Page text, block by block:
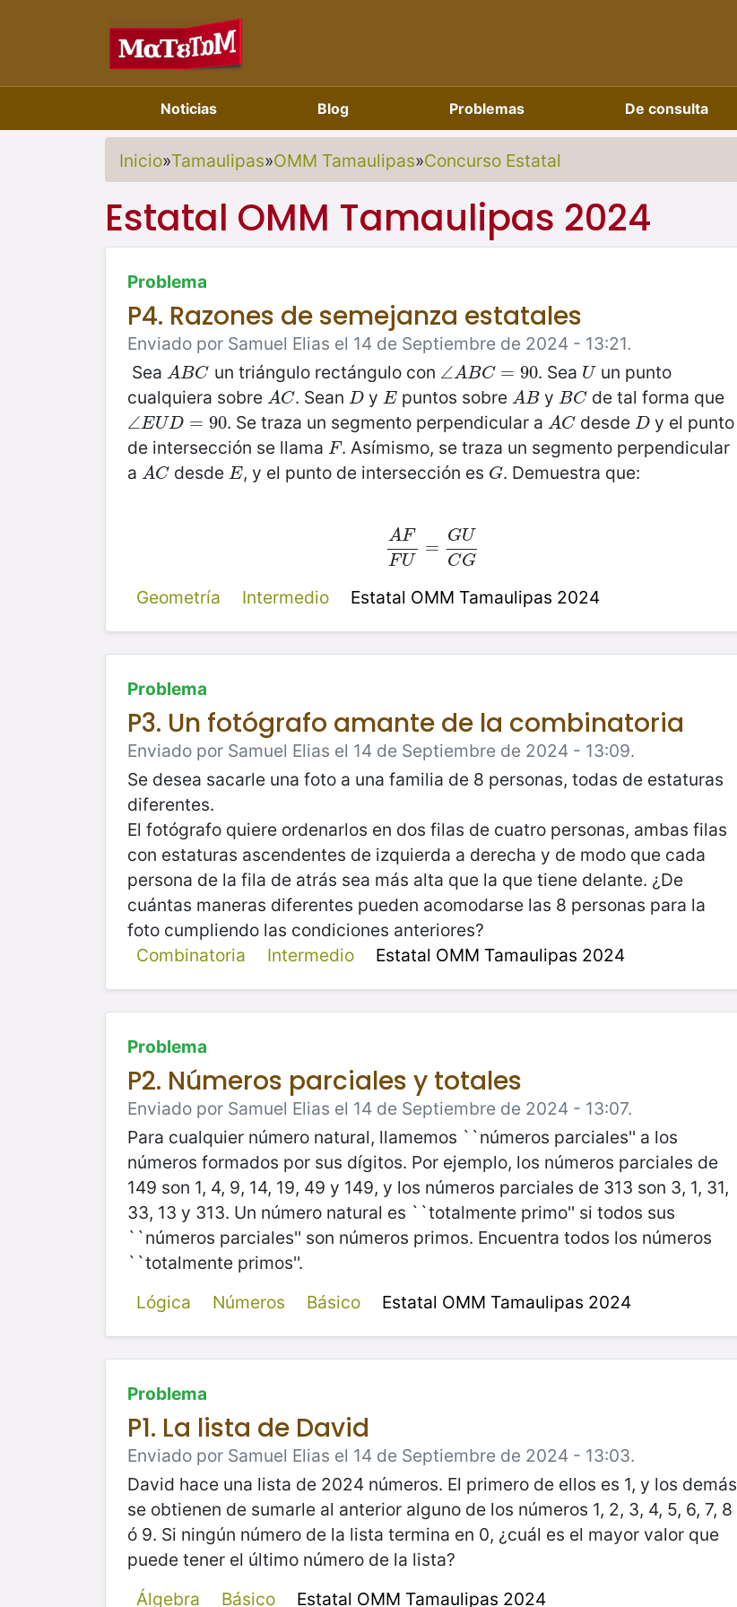
Noticias Blog Problemas De consulta
Inicio»Tamaulipas»OMM Tamaulipas»Concurso Estatal
Estatal OMM Tamaulipas 2024
Problema
P4. Razones de semejanza estatales
Enviado por Samuel Elias el 14 de Septiembre de 2024 - 13:21.
Sea A BC
ABC un triángulo rectángulo con ∠A BC = 90
∠ABC=90 . Sea U
U un punto
cualquiera sobre AC
AC . Sean D
Dy E
E puntos sobre A B
AB y BC
BC de tal forma que
∠ EU D = 90
∠EUD= 90 . Se traza un segmento perpendicular a AC
AC desde D
D y el punto
de intersección se llama F
F. Asímismo, se traza un segmento perpendicular
a AC
AC desde E
E , y el punto de intersección es G
G. Demuestra que:
AF
FU
=
GU
CG
AFFU= GUC
Geometría Intermedio Estatal OMM Tamaulipas 2024
Problema
P3. Un fotógrafo amante de la combinatoria
Enviado por Samuel Elias el 14 de Septiembre de 2024 - 13:09.
Se desea sacarle una foto a una familia de 8 personas, todas de estaturas
diferentes.
El fotógrafo quiere ordenarlos en dos filas de cuatro personas, ambas filas
con estaturas ascendentes de izquierda a derecha y de modo que cada
persona de la fila de atrás sea más alta que la que tiene delante. ¿De
cuántas maneras diferentes pueden acomodarse las 8 personas para la
foto cumpliendo las condiciones anteriores?
Combinatoria
Intermedio Estatal OMM Tamaulipas 2024
Problema
P2. Números parciales y totales
Enviado por Samuel Elias el 14 de Septiembre de 2024 - 13:07.
Para cualquier número natural, llamemos ``números parciales'' a los
números formados por sus dígitos. Por ejemplo, los números parciales de
149 son 1, 4, 9, 14, 19, 49 y 149, y los números parciales de 313 son 3, 1, 31,
33, 13 y 313. Un número natural es ``totalmente primo'' si todos sus
``números parciales'' son números primos. Encuentra todos los números
``totalmente primos''.
Lógica
Números Básico Estatal OMM Tamaulipas 2024
Problema
P1. La lista de David
Enviado por Samuel Elias el 14 de Septiembre de 2024 - 13:03.
David hace una lista de 2024 números. El primero de ellos es 1, y los demás
se obtienen de sumarle al anterior alguno de los números 1, 2, 3, 4, 5, 6, 7, 8
ó 9. Si ningún número de la lista termina en 0, ¿cuál es el mayor valor que
puede tener el último número de la lista?
Álgebra
Básico Estatal OMM Tamaulipas 2024